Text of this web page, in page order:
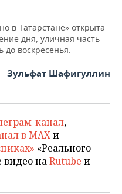
в Татарстане» открыта
дня, уличная часть
до воскресенья.
Зульфат Шафигуллин
канал,
в MAXи
«Реального
наRutube и